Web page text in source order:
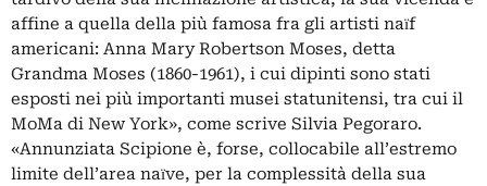
affine a quella della più famosa fra gli artisti naїf
americani: Anna Mary Robertson Moses, detta
Grandma Moses (1860-1961), i cui dipinti sono stati
esposti nei più importanti musei statunitensi, tra cui il
MoMa di New York», come scrive Silvia Pegoraro.
«Annunziata Scipione è, forse, collocabile all’estremo
limite dell’area naїve, per la complessità della sua